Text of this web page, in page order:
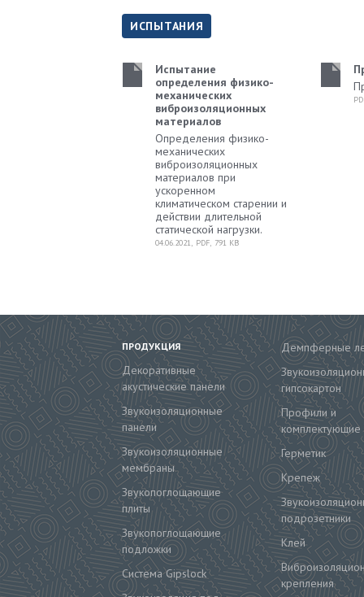
ИСПЫТАНИЯ
Испытание
определения физико-
механических
виброизоляционных
материалов
Определения физико-
механических
виброизоляционных
материалов при
ускоренном
климатическом старении и
действии длительной
статической нагрузки.
04.06.2021 PDF, 791 KB
ПРОДУКЦИЯ
Декоративные
акустические панели
Звукоизоляционные
панели
Звукоизоляционные
мембраны
Звукопоглощающие
плиты
Звукопоглощающие
подложки
Система Gipslock
Демпферные
гипсокартон
Профили и
комплектующие
Герметик
Крепеж
подрозетники
Клей
крепления